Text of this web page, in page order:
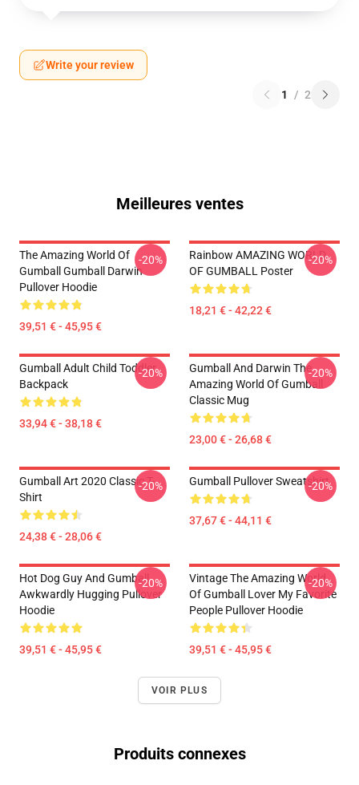
Write your review
1 / 2
Meilleures ventes
The Amazing World Of
Gumball Gumball Darwin
Pullover Hoodie
39,51 € - 45,95 €
-20%
Rainbow AMAZING WORLD
OF GUMBALL Poster
18,21 € - 42,22 €
-20%
Gumball Adult Child Toddler
Backpack
33,94 € - 38,18 €
-20%
Gumball And Darwin The
Amazing World Of Gumball
Classic Mug
23,00 € - 26,68 €
-20%
Gumball Art 2020 Classic T-
Shirt
24,38 € - 28,06 €
-20% Gumball Pullover Sweatshirt
37,67 € - 44,11 €
-20%
Hot Dog Guy And Gumball
Awkwardly Hugging Pullover
Hoodie
39,51 € - 45,95 €
-20%
Vintage The Amazing World
Of Gumball Lover My Favorite
People Pullover Hoodie
39,51 € - 45,95 €
-20%
VOIR PLUS
Produits connexes